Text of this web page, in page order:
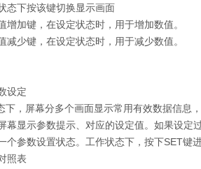
态下按该键切换显示画面
增加键，在设定状态时，用于增加数值。
减少键，在设定状态时，用于减少数值。
设定
下，屏幕分多个画面显示常用有效数据信息
幕显示参数提示、对应的设定值。如果设定
个参数设置状态。工作状态下，按下SET键进
照表